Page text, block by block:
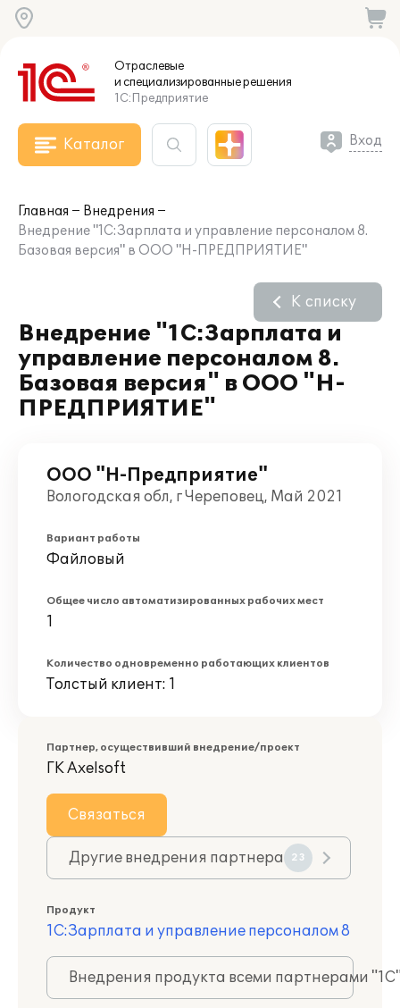
Отраслевые
и специализированныерешения
1С:Предприятие
Каталог Вход
Главная
Внедрения
Внедрение "1С:Зарплата и управление персоналом 8.
Базовая версия" в ООО "Н-ПРЕДПРИЯТИЕ"
Внедрение "1С:Зарплата и
управление персоналом 8.
Базовая версия" в ООО "Н-
ПРЕДПРИЯТИЕ"
К списку
ООО "Н-Предприятие"
Вологодская обл, г Череповец, Май 2021
Вариант работы
Файловый
Общее число автоматизированных рабочих мест
1
Количество одновременно работающих клиентов
Толстый клиент: 1
Партнер, осуществивший внедрение/проект
ГК Axelsoft
Связаться
Другие внедрения партнера 23
Продукт
1С:Зарплата и управление персоналом 8
Внедрения продукта всеми партнерами